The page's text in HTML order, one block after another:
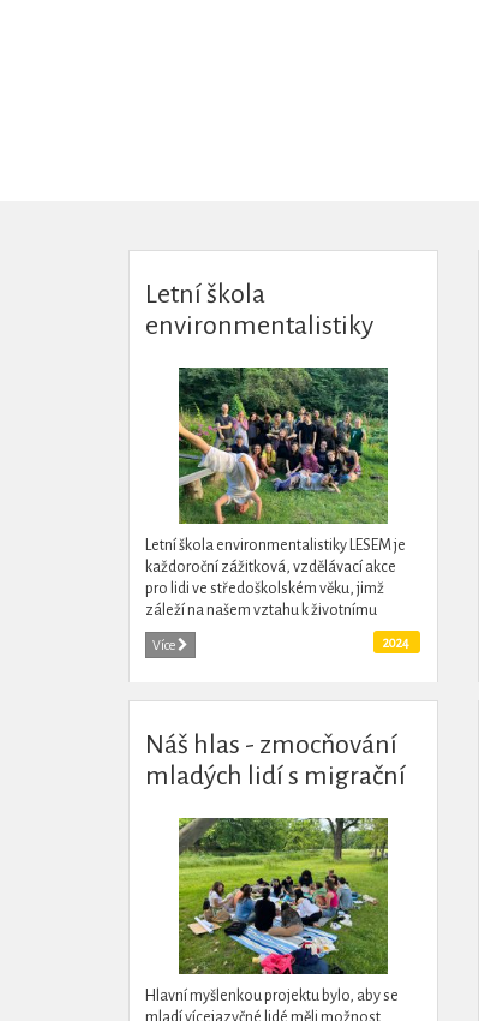
Letní škola
environmentalistiky
Letní škola environmentalistiky LESEM je
každoroční zážitková, vzdělávací akce
pro lidi ve středoškolském věku, jimž
záleží na našem vztahu k životnímu
prostředí i sobě navzájem, chtějí poznat
podobně...
Více 2024
Náš hlas - zmocňování
mladých lidí s migrační
Hlavní myšlenkou projektu bylo, aby se
mladí vícejazyčné lidé měli možnost